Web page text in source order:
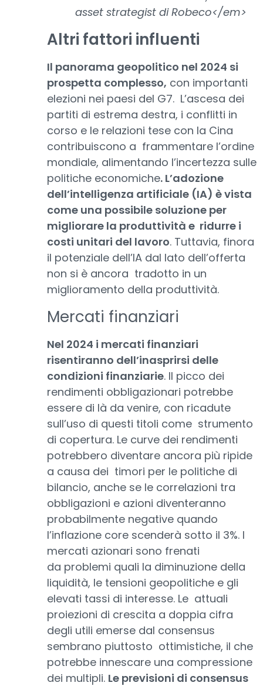
asset strategist di Robeco</em>
Altri fattori influenti
Il panorama geopolitico nel 2024 si
prospetta complesso, con importanti
elezioni nei paesi del G7. L’ascesa dei
partiti di estrema destra, i conflitti in
corso e le relazioni tese con la Cina
contribuiscono a frammentare l’ordine
mondiale, alimentando l’incertezza sulle
politiche economiche. L’adozione
dell’intelligenza artificiale (IA) è vista
come una possibile soluzione per
migliorare la produttività e ridurre i
costi unitari del lavoro. Tuttavia, finora
il potenziale dell’IA dal lato dell’offerta
non si è ancora tradotto in un
miglioramento della produttività.
Mercati finanziari
Nel 2024 i mercati finanziari
risentiranno dell’inasprirsi delle
condizioni finanziarie. Il picco dei
rendimenti obbligazionari potrebbe
essere di là da venire, con ricadute
sull’uso di questi titoli come strumento
di copertura. Le curve dei rendimenti
potrebbero diventare ancora più ripide
a causa dei timori per le politiche di
bilancio, anche se le correlazioni tra
obbligazioni e azioni diventeranno
probabilmente negative quando
l’inflazione core scenderà sotto il 3%. I
mercati azionari sono frenati
da problemi quali la diminuzione della
liquidità, le tensioni geopolitiche e gli
elevati tassi di interesse. Le attuali
proiezioni di crescita a doppia cifra
degli utili emerse dal consensus
sembrano piuttosto ottimistiche, il che
potrebbe innescare una compressione
dei multipli. Le previsioni di consensus